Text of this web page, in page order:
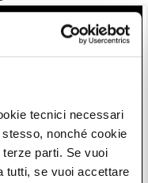
tecnici necessari
nonché cookie
parti. Se vuoi
tutti, se vuoi accettare